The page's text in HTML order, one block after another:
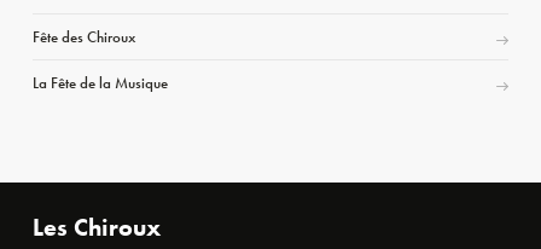
Fête des Chiroux
La Fête de la Musique
Les Chiroux